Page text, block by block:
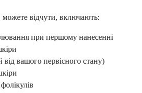
можете відчути, включають:
при першому нанесенні
вашого первісного стану)